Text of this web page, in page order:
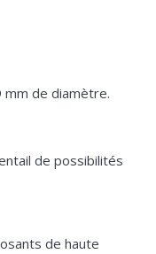
de diamètre.
de possibilités
de haute